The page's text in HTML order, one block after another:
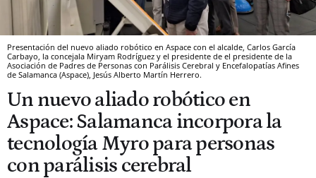
Presentación del nuevo aliado robótico en Aspace con el alcalde, Carlos García
Carbayo, la concejala Miryam Rodríguez y el presidente de el presidente de la
Asociación de Padres de Personas con Parálisis Cerebral y Encefalopatías Afines
de Salamanca (Aspace), Jesús Alberto Martín Herrero.
Un nuevo aliado robótico en
Aspace: Salamanca incorpora la
tecnología Myro para personas
con parálisis cerebral